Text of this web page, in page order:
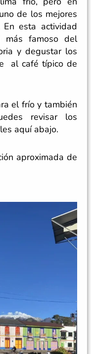
de los mejores
esta actividad
más famoso del
y degustar los
al café típico de
el frío y también
revisar los
aquí abajo.
aproximada de